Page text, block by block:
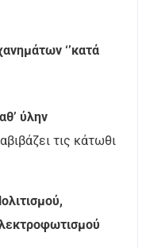
‘’κατά
ύλην
τις κάτωθι